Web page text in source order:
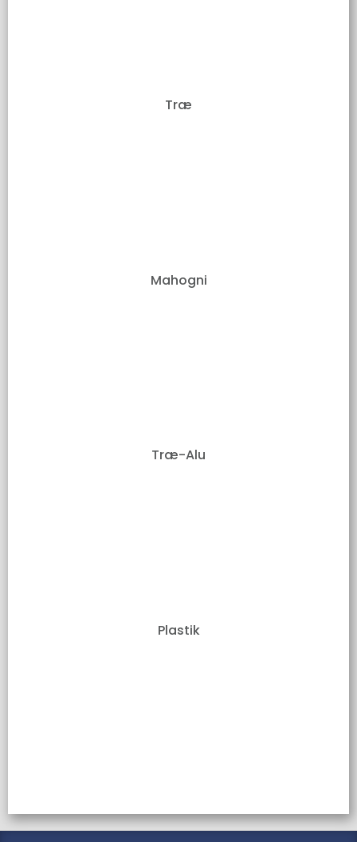
Træ
Mahogni
Træ-Alu
Plastik